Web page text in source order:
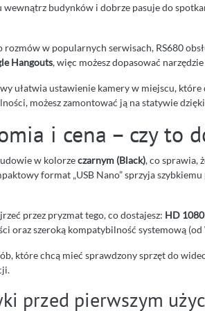
budynków i dobrze pasuje do
rozmów w popularnych serwisach, RS680
Hangouts, więc możesz dopasować
ułatwia ustawienie kamery w miejscu, które
możesz zamontować ją na statywie
i cena – czy to
w kolorzeczarnym (Black), co sprawia,
format „USB Nano” sprzyja
przez pryzmat tego, co dostajesz: HD
oraz szeroką kompatybilność systemową
które chcą mieć sprawdzony sprzęt do
przed pierwszym